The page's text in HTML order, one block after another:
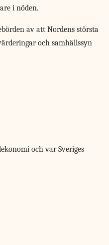
i nöden.
av att Nordens största
och samhällssyn
och var Sveriges